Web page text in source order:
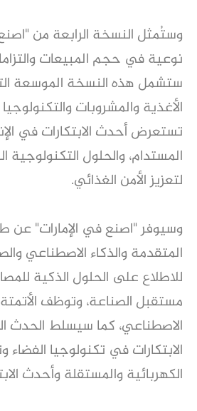
وستُمثل النسخة الرابعة من
نوعية في حجم المبيعات
ستشمل هذه النسخة الموسعة
الأغذية والمشروبات والتكنولوجيا
تستعرض أحدث الابتكارات في
المستدام، والحلول التكنولوجية
لتعزيز الأمن الغذائي.
وسيوفر "اصنع في الإمارات" عن
للاطلاع على الحلول الذكية
مستقبل الصناعة، وتوظف الأتمتة
الاصطناعي، كما سيسلط الحدث
الابتكارات في تكنولوجيا الفضاء
الكهربائية والمستقلة وأحدث